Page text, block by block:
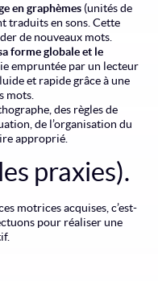
en graphèmes (unités de
traduits en sons. Cette
de nouveaux mots.
forme globale et le
empruntée par un lecteur
et rapide grâce à une
mots.
des règles de
de l’organisation du
approprié.
praxies).
motrices acquises, c’est-
pour réaliser une